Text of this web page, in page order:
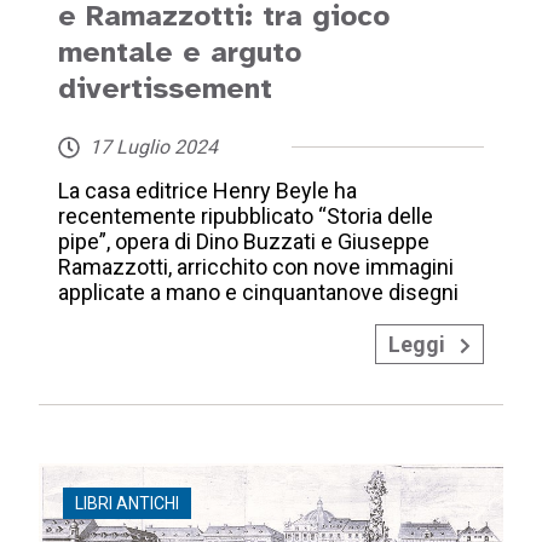
e Ramazzotti: tra gioco
mentale e arguto
divertissement
17 Luglio 2024
La casa editrice Henry Beyle ha
recentemente ripubblicato “Storia delle
pipe”, opera di Dino Buzzati e Giuseppe
Ramazzotti, arricchito con nove immagini
applicate a mano e cinquantanove disegni
Leggi
LIBRI ANTICHI